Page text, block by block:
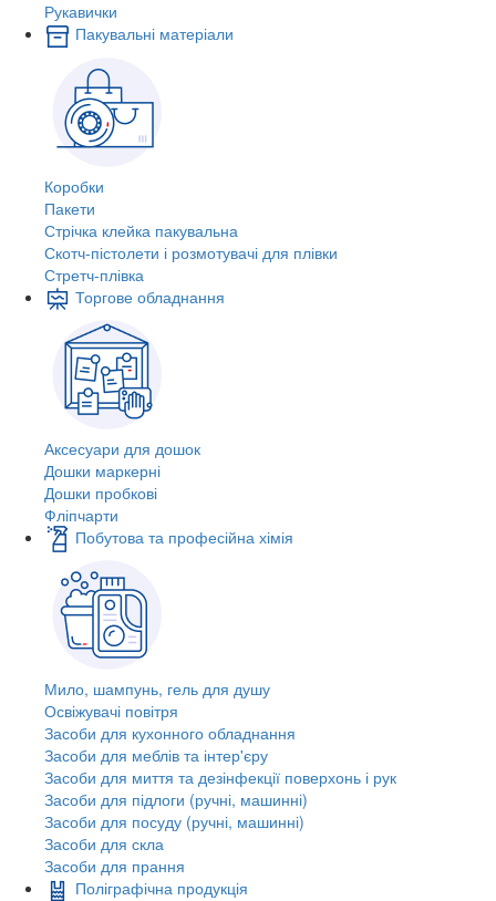
Рукавички
Пакувальні матеріали
Коробки
Пакети
Стрічка клейка пакувальна
Скотч-пістолети і розмотувачі для плівки
Стретч-плівка
Торгове обладнання
Аксесуари для дошок
Дошки маркерні
Дошки пробкові
Фліпчарти
Побутова та професійна хімія
Мило, шампунь, гель для душу
Освіжувачі повітря
Засоби для кухонного обладнання
Засоби для меблів та інтер'єру
Засоби для миття та дезінфекції поверхонь і рук
Засоби для підлоги (ручні, машинні)
Засоби для посуду (ручні, машинні)
Засоби для скла
Засоби для прання
Поліграфічна продукція